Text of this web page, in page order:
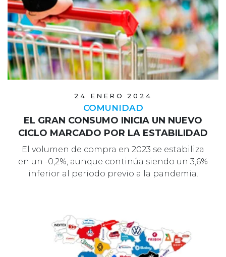
24 ENERO 2024
COMUNIDAD
EL GRAN CONSUMO INICIA UN NUEVO
CICLO MARCADO POR LA ESTABILIDAD
El volumen de compra en 2023 se estabiliza
en un -0,2%, aunque continúa siendo un 3,6%
inferior al periodo previo a la pandemia.